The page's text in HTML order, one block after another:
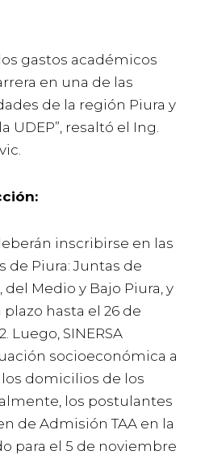
gastos académicos
en una de las
de la región Piura y
UDEP”, resaltó el Ing.
inscribirse en las
de Piura: Juntas de
del Medio y Bajo Piura, y
hasta el 26 de
Luego, SINERSA
socioeconómica a
domicilios de los
los postulantes
de Admisión TAA en la
para el 5 de noviembre